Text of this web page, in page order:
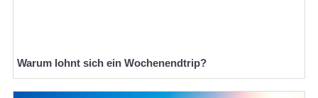
Warum lohnt sich ein Wochenendtrip?